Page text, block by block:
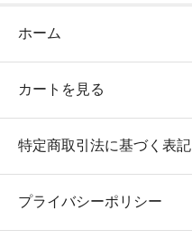
ホーム
カートを見る
特定商取引法に基づく表記
プライバシーポリシー